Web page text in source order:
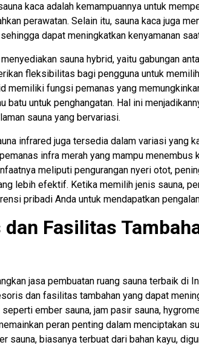
kaca adalah kemampuannya untuk
perawatan. Selain itu, sauna kaca juga
dapat meningkatkan kenyamanan
sauna hybrid, yaitu gabungan
fleksibilitas bagi pengguna untuk
memiliki fungsi pemanas yang
batu untuk penghangatan. Hal ini
sauna yang bervariasi.
infrared juga tersedia dalam variasi yang
infra merah yang mampu menembus
meliputi pengurangan nyeri otot,
lebih efektif. Ketika memilih jenis sauna,
pribadi Anda untuk mendapatkan
Fasilitas
jasa pembuatan ruang sauna terbaik di
dan fasilitas tambahan yang dapat
ember sauna, jam pasir sauna,
peran penting dalam menciptakan
sauna, biasanya terbuat dari bahan kayu,